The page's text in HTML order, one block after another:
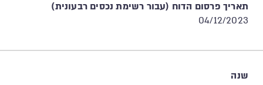
תאריך פרסום הדוח (עבור רשימת נכסים רבעונית)
04/12/2023
שנה